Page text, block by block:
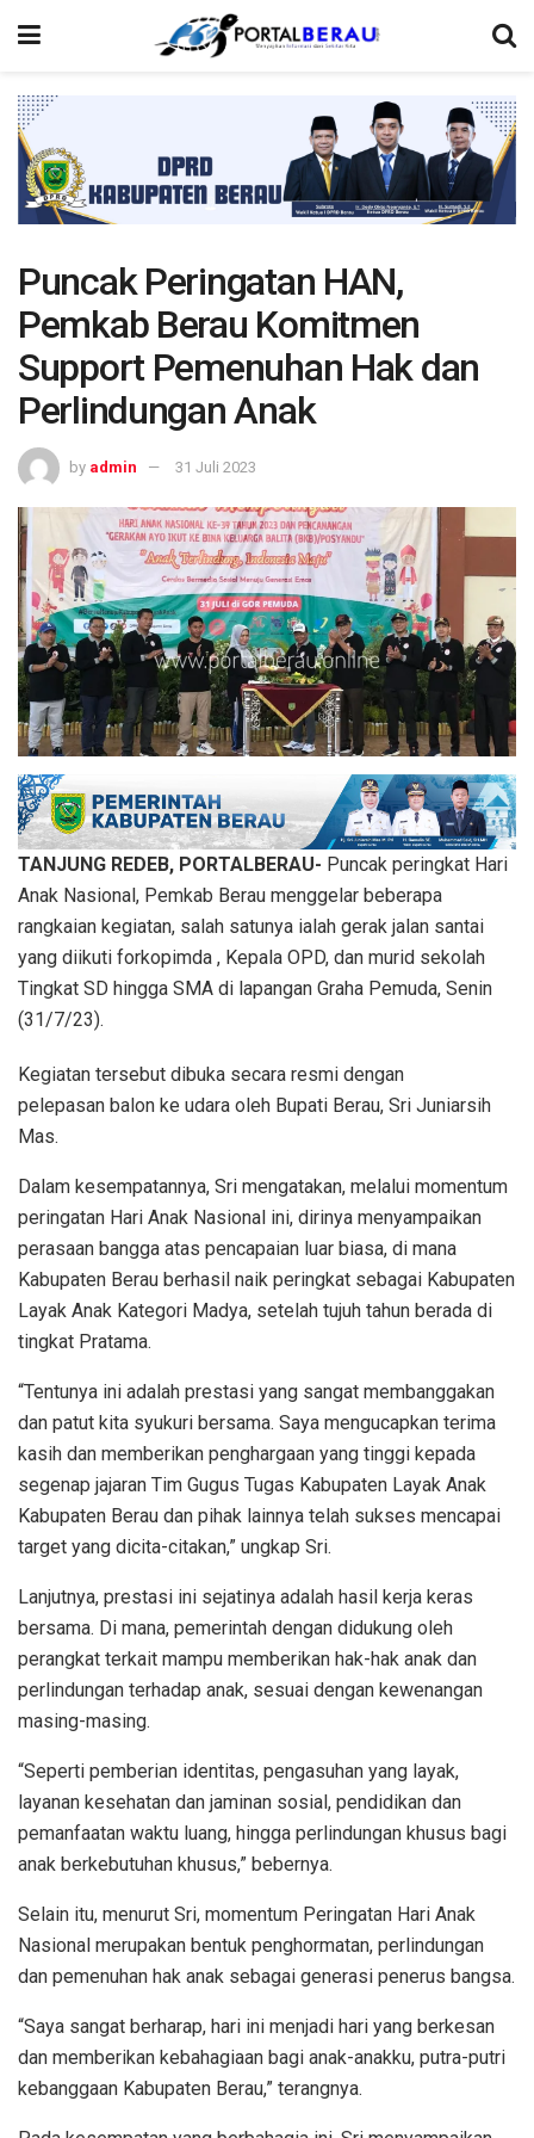
Puncak Peringatan HAN,
Pemkab Berau Komitmen
Support Pemenuhan Hak dan
Perlindungan Anak
by admin 31 Juli 2023
TANJUNG REDEB, PORTALBERAU- Puncak peringkat Hari
Anak Nasional, Pemkab Berau menggelar beberapa
rangkaian kegiatan, salah satunya ialah gerak jalan santai
yang diikuti forkopimda , Kepala OPD, dan murid sekolah
Tingkat SD hingga SMA di lapangan Graha Pemuda, Senin
(31/7/23).
Kegiatan tersebut dibuka secara resmi dengan
pelepasan balon ke udara oleh Bupati Berau, Sri Juniarsih
Mas.
Dalam kesempatannya, Sri mengatakan, melalui momentum
peringatan Hari Anak Nasional ini, dirinya menyampaikan
perasaan bangga atas pencapaian luar biasa, di mana
Kabupaten Berau berhasil naik peringkat sebagai Kabupaten
Layak Anak Kategori Madya, setelah tujuh tahun berada di
tingkat Pratama.
“Tentunya ini adalah prestasi yang sangat membanggakan
dan patut kita syukuri bersama. Saya mengucapkan terima
kasih dan memberikan penghargaan yang tinggi kepada
segenap jajaran Tim Gugus Tugas Kabupaten Layak Anak
Kabupaten Berau dan pihak lainnya telah sukses mencapai
target yang dicita-citakan,” ungkap Sri.
Lanjutnya, prestasi ini sejatinya adalah hasil kerja keras
bersama. Di mana, pemerintah dengan didukung oleh
perangkat terkait mampu memberikan hak-hak anak dan
perlindungan terhadap anak, sesuai dengan kewenangan
masing-masing.
“Seperti pemberian identitas, pengasuhan yang layak,
layanan kesehatan dan jaminan sosial, pendidikan dan
pemanfaatan waktu luang, hingga perlindungan khusus bagi
anak berkebutuhan khusus,” bebernya.
Selain itu, menurut Sri, momentum Peringatan Hari Anak
Nasional merupakan bentuk penghormatan, perlindungan
dan pemenuhan hak anak sebagai generasi penerus bangsa.
“Saya sangat berharap, hari ini menjadi hari yang berkesan
dan memberikan kebahagiaan bagi anak-anakku, putra-putri
kebanggaan Kabupaten Berau,” terangnya.